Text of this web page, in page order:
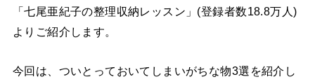
「七尾亜紀子の整理収納レッスン」(登録者数18.8万人)
よりご紹介します。
今回は、ついとっておいてしまいがちな物3選を紹介し